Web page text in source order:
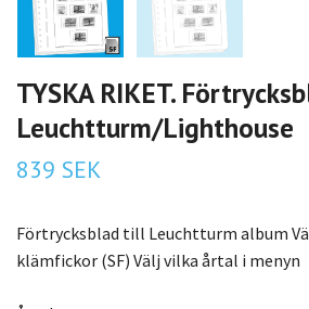
TYSKA RIKET.
Leuchtturm/Lighthouse
839 SEK
Förtrycksblad till Leuchtturm album
klämfickor (SF) Välj vilka årtal i menyn